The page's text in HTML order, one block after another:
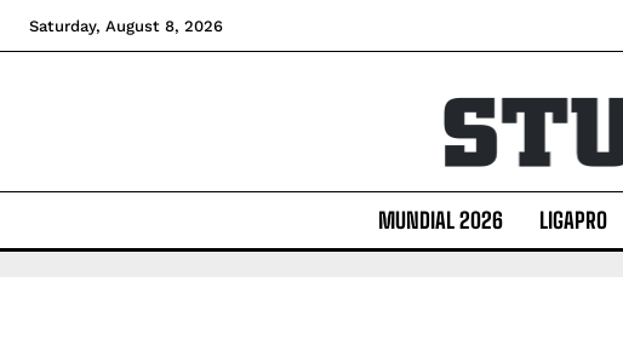
Saturday, August 8, 2026
MUNDIAL 2026 LIGAPRO